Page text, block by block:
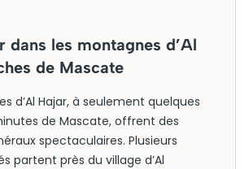
dans les montagnes d’Al
de Mascate
d’Al Hajar, à seulement quelques
de Mascate, offrent des
spectaculaires. Plusieurs
partent près du village d’Al